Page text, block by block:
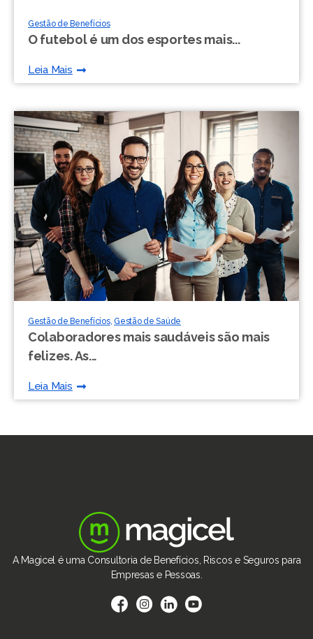
Gestão de Benefícios
O futebol é um dos esportes mais...
Leia Mais
Gestão de Benefícios,Gestão de Saúde
Colaboradores mais saudáveis ​​são mais
felizes. As...
Leia Mais
A Magicel é uma Consultoria de Benefícios, Riscos e Seguros para
Empresas e Pessoas.